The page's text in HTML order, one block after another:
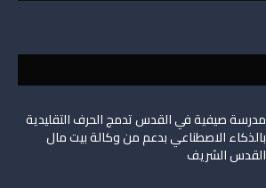
مدرسة صيفية في القدس تدمج الحرف التقليدية
بالذكاء الاصطناعي بدعم من وكالة بيت مال
القدس الشريف